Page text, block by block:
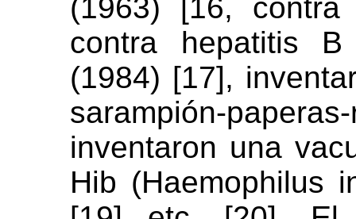
(1963) [16, contra
contra hepatitis
(1984) [17],
sarampión-
inventaron una
Hib (Haemophilus